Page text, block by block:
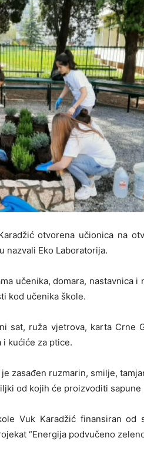
otvorena učionica na
nazvali Eko Laboratorija.
učenika, domara, nastavnica i
kod učenika škole.
sat, ruža vjetrova, karta Crne
i kućiće za ptice.
zasađen ruzmarin, smilje,
od kojih će proizvoditi sapune
Vuk Karadžić finansiran od
“Energija podvučeno